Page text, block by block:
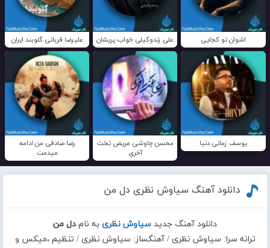
اشوان تو کجایی علی زندوکیلی خواب پریشان علیرضا قربانی گلوبند ایران
یوسف زمانی دنیا
محسن چاوشی مریض تخت
آخری
رضا صادقی من ادامه
میدمت
دانلود آهنگ سیاوش نظری دل من
دانلود آهنگ جدید سیاوش نظری به نام دل من
ترانه سرا: سیاوش نظری / آهنگساز: سیاوش نظری / تنظیم ،میکس و